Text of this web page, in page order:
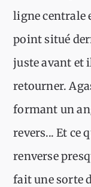
ligne centrale
point situé
juste avant et
retourner.
formant un
revers... Et ce
renverse
fait une sorte